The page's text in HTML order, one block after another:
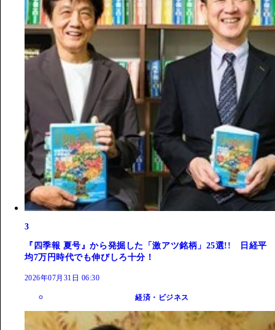
3
『四季報 夏号』から発掘した「激アツ銘柄」25選!! 日経平
均7万円時代でも伸びしろ十分！
2026年07月31日 06:30
経済・ビジネス